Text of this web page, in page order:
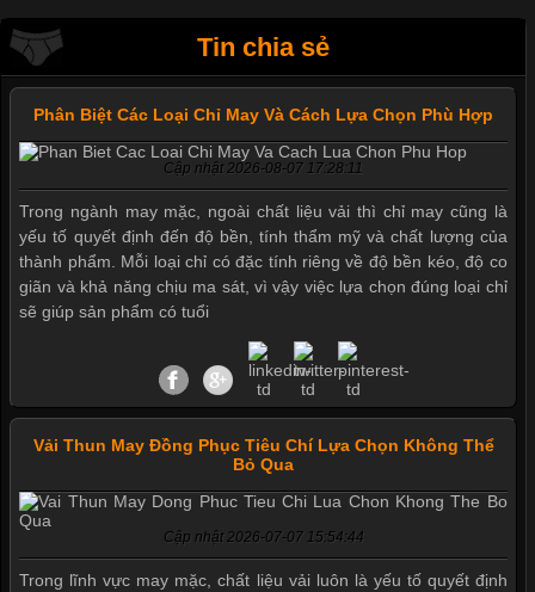
Tin chia sẻ
Phân Biệt Các Loại Chỉ May Và Cách Lựa Chọn Phù Hợp
Cập nhật 2026-08-07 17:28:11
Trong ngành may mặc, ngoài chất liệu vải thì chỉ may cũng là
yếu tố quyết định đến độ bền, tính thẩm mỹ và chất lượng của
thành phẩm. Mỗi loại chỉ có đặc tính riêng về độ bền kéo, độ co
giãn và khả năng chịu ma sát, vì vậy việc lựa chọn đúng loại chỉ
sẽ giúp sản phẩm có tuổi
Vải Thun May Đồng Phục Tiêu Chí Lựa Chọn Không Thể
Bỏ Qua
Cập nhật 2026-07-07 15:54:44
Trong lĩnh vực may mặc, chất liệu vải luôn là yếu tố quyết định
Mẫu quần short quần lót nam nữ hè thu 2017